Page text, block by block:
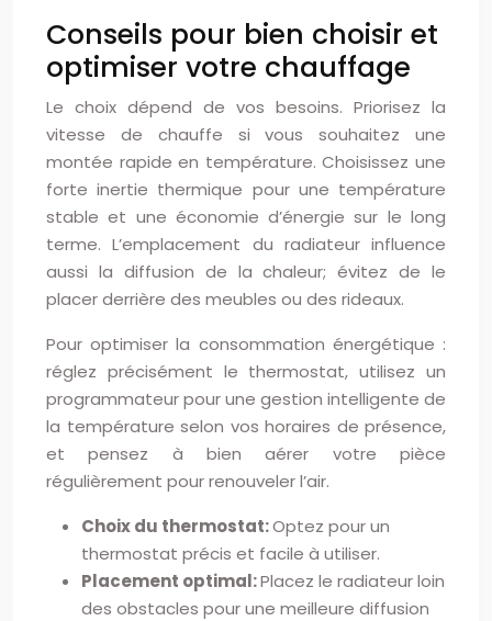
Conseils pour bien choisir et
optimiser votre chauffage
Le choix dépend de vos besoins. Priorisez la
vitesse de chauffe si vous souhaitez une
montée rapide en température. Choisissez une
forte inertie thermique pour une température
stable et une économie d’énergie sur le long
terme. L’emplacement du radiateur influence
aussi la diffusion de la chaleur; évitez de le
placer derrière des meubles ou des rideaux.
Pour optimiser la consommation énergétique :
réglez précisément le thermostat, utilisez un
programmateur pour une gestion intelligente de
la température selon vos horaires de présence,
et pensez à bien aérer votre pièce
régulièrement pour renouveler l’air.
Choix du thermostat:Optez pour un
thermostat précis et facile à utiliser.
Placement optimal:Placez le radiateur loin
des obstacles pour une meilleure diffusion